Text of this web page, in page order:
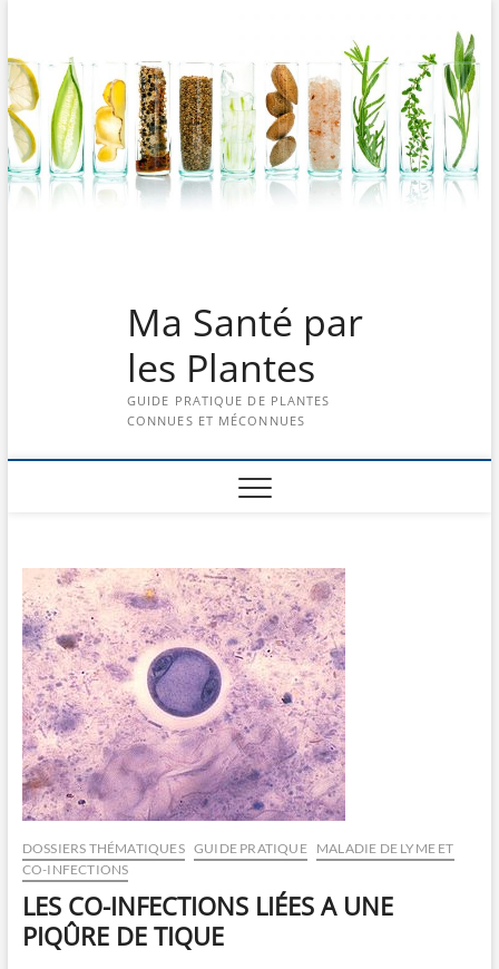
content
Ma Santé par
les Plantes
GUIDE PRATIQUE DE PLANTES
CONNUES ET MÉCONNUES
DOSSIERS THÉMATIQUES GUIDE PRATIQUE
MALADIE DE LYME ET
CO-INFECTIONS
LES CO-INFECTIONS LIÉES A UNE
PIQÛRE DE TIQUE